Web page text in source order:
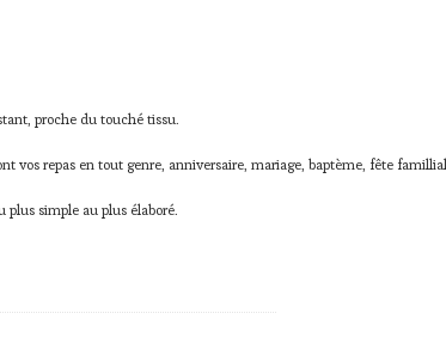
proche du touché tissu.
vos repas en tout genre, anniversaire, mariage, baptème, fête
plus simple au plus élaboré.